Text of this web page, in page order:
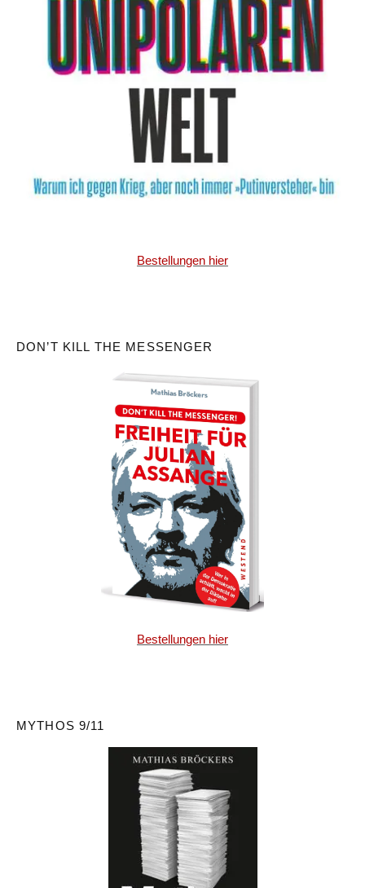
Bestellungen hier
DON’T KILL THE MESSENGER
Bestellungen hier
MYTHOS 9/11